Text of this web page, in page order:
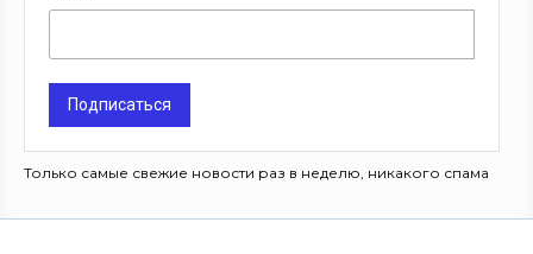
Подписаться
Только самые свежие новости раз в неделю, никакого спама